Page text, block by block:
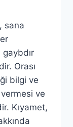
sana
gaybdır
Orası
bilgi ve
ve
Kıyamet,